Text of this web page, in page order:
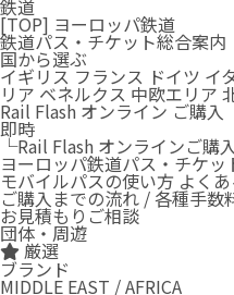
鉄道
[TOP] ヨーロッパ鉄道
鉄道パス・チケット総合案内
国から選ぶ
イギリス フランス ドイツ イ
リア ベネルクス 中欧エリア
Rail Flash オンライン ご購入
即時
└Rail Flash オンラインご購
ヨーロッパ鉄道パス・チケッ
モバイルパスの使い方 よくあ
ご購入までの流れ / 各種手数
お見積もりご相談
団体・周遊
厳選
ブランド
MIDDLE EAST / AFRICA